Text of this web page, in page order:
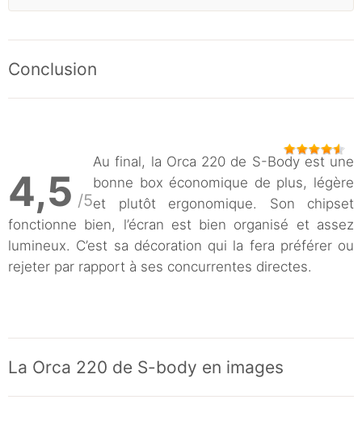
Conclusion
4,5 /5
Au final, la Orca 220 de S-Body est une
bonne box économique de plus, légère
et plutôt ergonomique. Son chipset
fonctionne bien, l’écran est bien organisé et assez
lumineux. C’est sa décoration qui la fera préférer ou
rejeter par rapport à ses concurrentes directes.
La Orca 220 de S-body en images